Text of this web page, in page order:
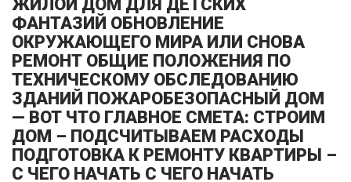
ЖИЛОЙ ДОМ ДЛЯ ДЕТСКИХ
ФАНТАЗИЙ ОБНОВЛЕНИЕ
ОКРУЖАЮЩЕГО МИРА ИЛИ СНОВА
РЕМОНТ ОБЩИЕ ПОЛОЖЕНИЯ ПО
ТЕХНИЧЕСКОМУ ОБСЛЕДОВАНИЮ
ЗДАНИЙ ПОЖАРОБЕЗОПАСНЫЙ ДОМ
— ВОТ ЧТО ГЛАВНОЕ СМЕТА: СТРОИМ
ДОМ – ПОДСЧИТЫВАЕМ РАСХОДЫ
ПОДГОТОВКА К РЕМОНТУ КВАРТИРЫ –
С ЧЕГО НАЧАТЬ С ЧЕГО НАЧАТЬ